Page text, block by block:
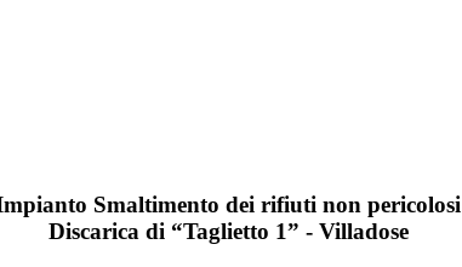
Smaltimento dei rifiuti non pericolosi
Discarica di “Taglietto 1” - Villadose